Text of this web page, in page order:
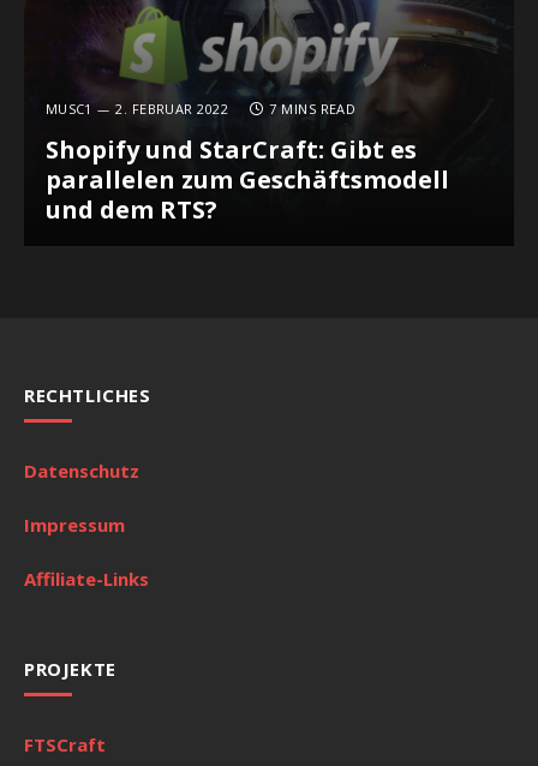
MUSC1 2. FEBRUAR 2022 7 MINS READ
Shopify und StarCraft: Gibt es
parallelen zum Geschäftsmodell
und dem RTS?
RECHTLICHES
Datenschutz
Impressum
Affiliate-Links
PROJEKTE
FTSCraft